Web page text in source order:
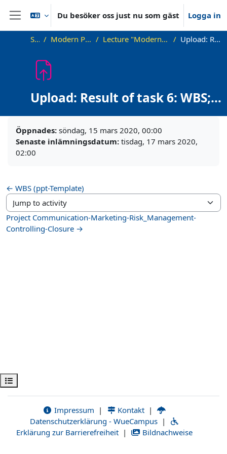
Gå direkt till huvudinnehåll
Sidopanel
Du besöker oss just nu som gäst Logga in
Öppna kursmenyn
Startsida Modern Project Management in ICT, HUST Lecture "Modern Project Management in ICT", HUST, Hanoi, 2023 Upload: Result of task 6: WBS; Trello Board
Upload: Result of task 6: WBS;
Trello Board
Öppnades: söndag, 15 mars 2020, 00:00
Senaste inlämningsdatum: tisdag, 17 mars 2020,
02:00
← WBS (ppt-Template)
Jump to activity
Project Communication-Marketing-Risk_Management-
Controlling-Closure →
Impressum | Kontakt |
Datenschutzerklärung - WueCampus |
Erklärung zur Barrierefreiheit | Bildnachweise